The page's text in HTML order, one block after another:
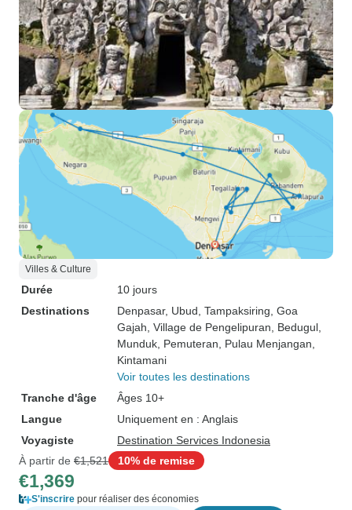
Villes & Culture
Durée
10 jours
Destinations
Denpasar, Ubud , Tampaksiring , Goa
Gajah , Village de Pengelipuran , Bedugul
Munduk , Pemuteran , Pulau Menjangan
Kintamani
Voir toutes les destinations
Tranche d'âge
Âges 10+
Langue
Uniquement en : Anglais
Voyagiste
Destination Services Indonesia
À partir de €1,521 10% de remise
€1,369
S'inscrire pour réaliser des économies